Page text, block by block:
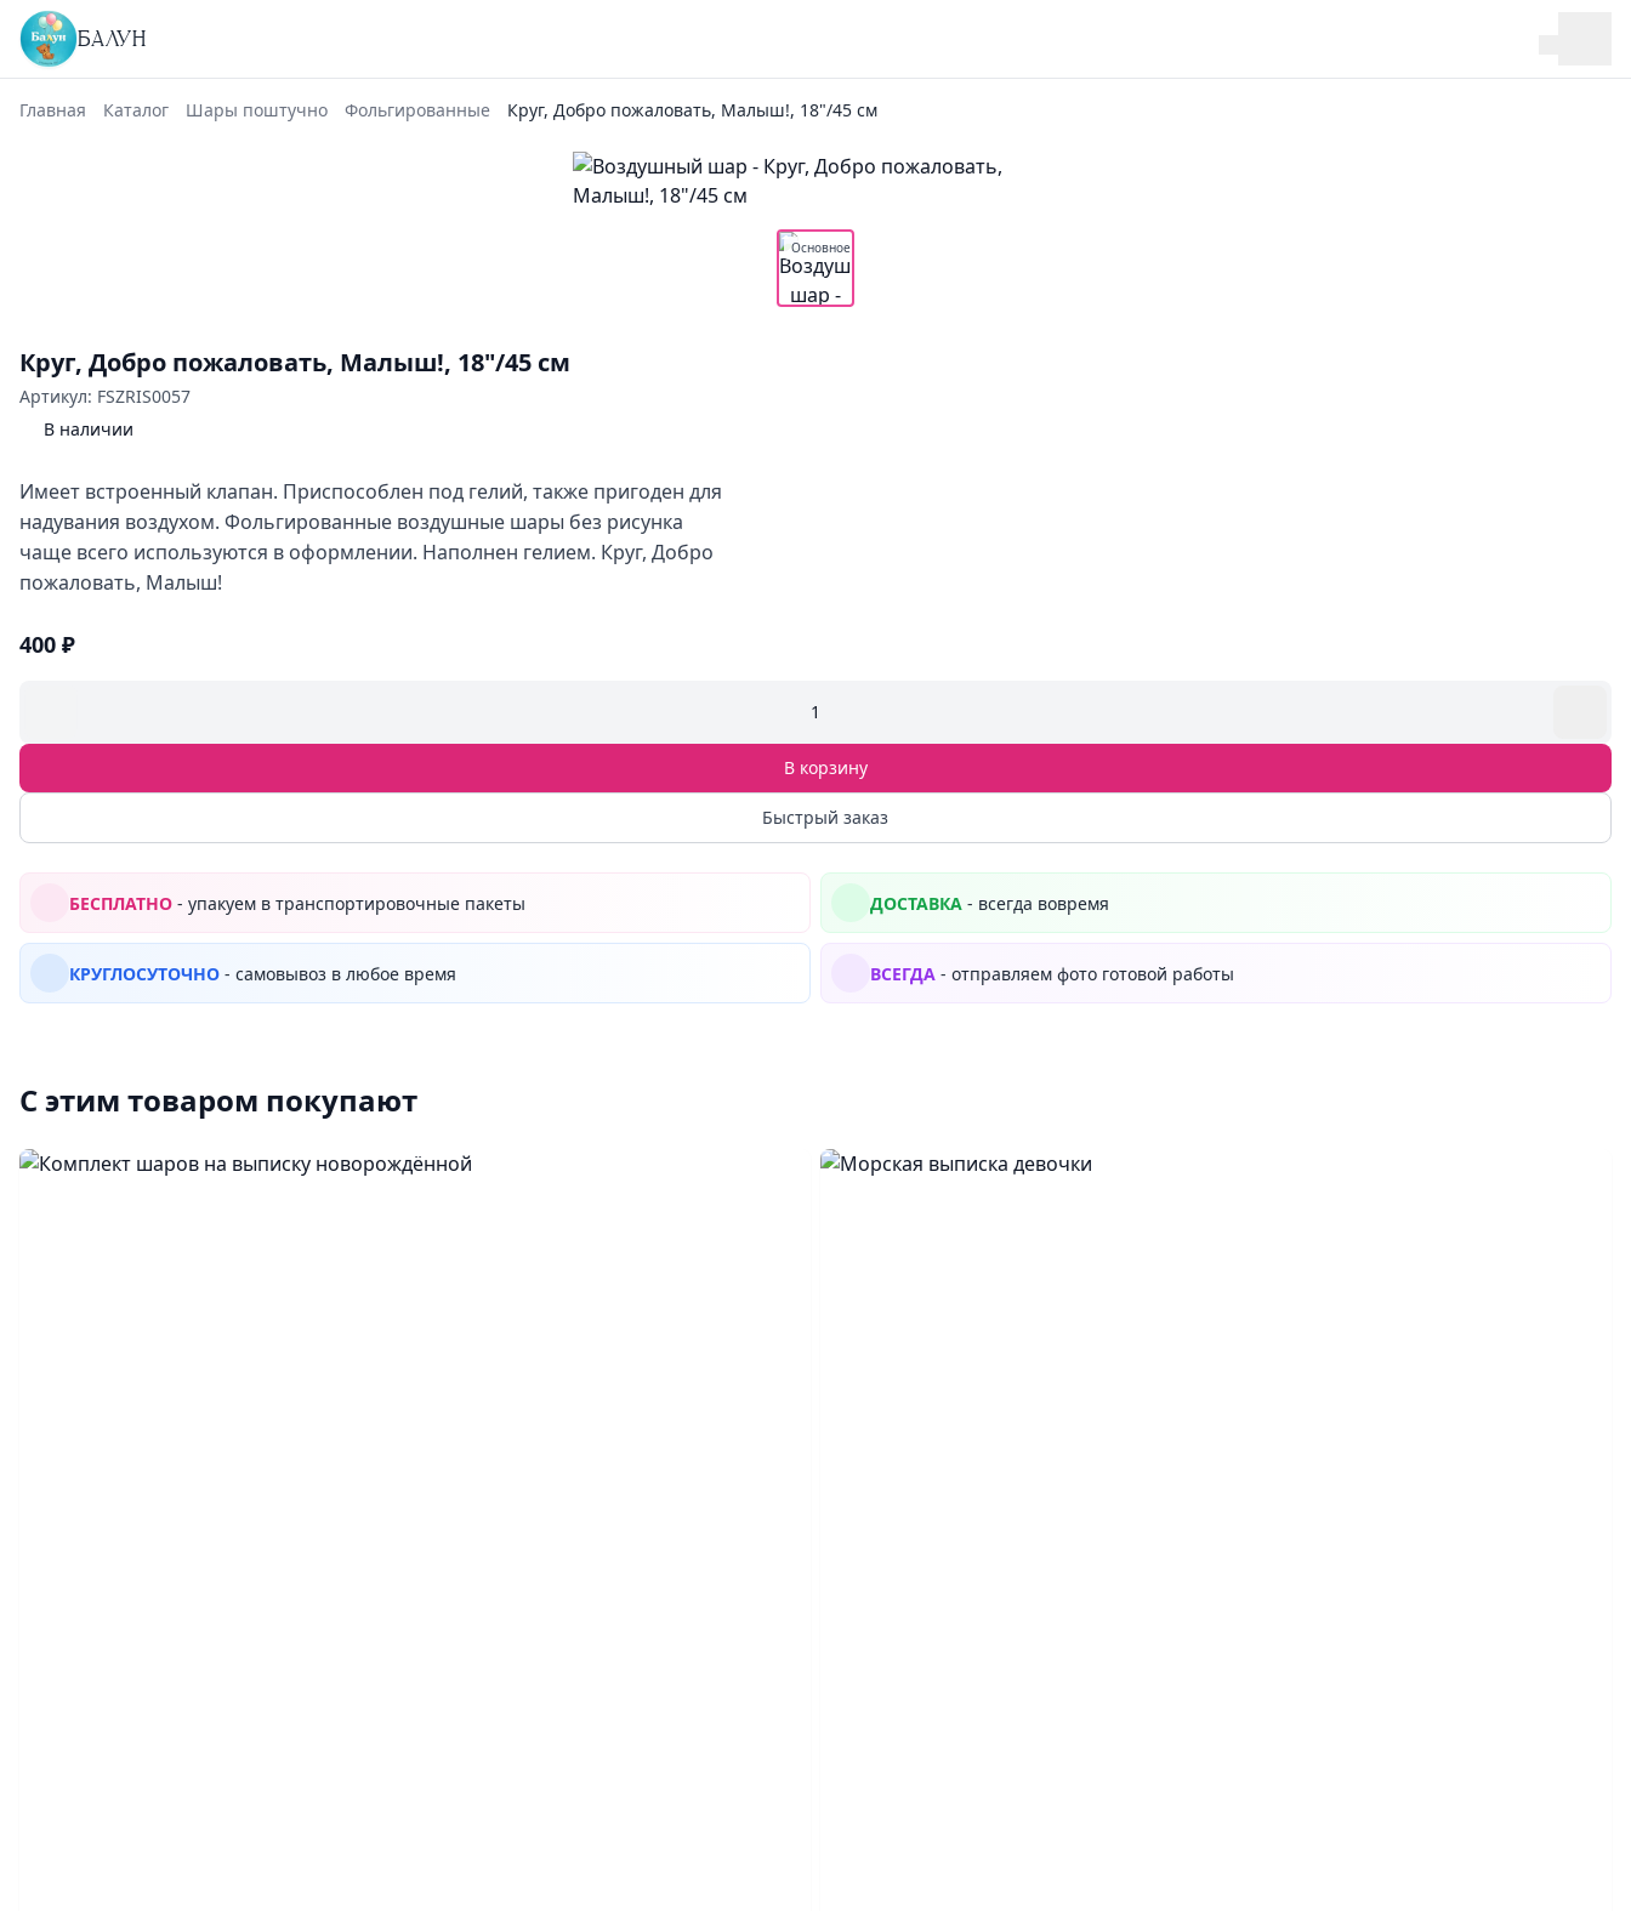
БАЛУН
Главная Каталог Шары поштучно Фольгированные Круг, Добро пожаловать, Малыш!, 18"/45 см
Основное
Круг, Добро пожаловать, Малыш!, 18"/45 см
Артикул: FSZRIS0057
В наличии
Имеет встроенный клапан. Приспособлен под гелий, также пригоден для
надувания воздухом. Фольгированные воздушные шары без рисунка
чаще всего используются в оформлении. Наполнен гелием. Круг, Добро
пожаловать, Малыш!
400 ₽
1
В корзину
Быстрый заказ
БЕСПЛАТНО - упакуем в транспортировочные пакеты ДОСТАВКА - всегда вовремя
КРУГЛОСУТОЧНО - самовывоз в любое время ВСЕГДА - отправляем фото готовой работы
С этим товаром покупают